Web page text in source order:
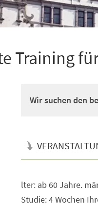
Training
Wir suchen den
lter: ab 60 Jahre.
Studie: 4 Wochen